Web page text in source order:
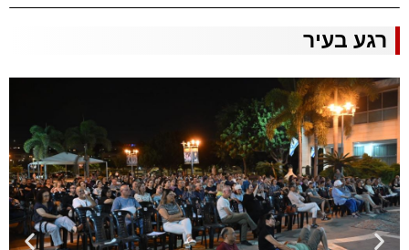
ה"התמזרחות" שעברו, ומסבירה מדוע
רגע בעיר